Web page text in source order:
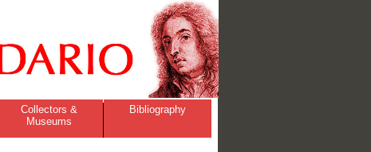
Collectors &
Museums
Bibliography